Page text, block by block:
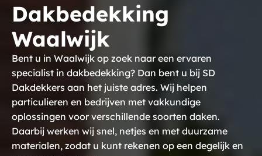
Dakbedekking
Waalwijk
Bent u in Waalwijk op zoek naar een ervaren
specialist in dakbedekking? Dan bent u bij SD
Dakdekkers aan het juiste adres. Wij helpen
particulieren en bedrijven met vakkundige
oplossingen voor verschillende soorten daken.
Daarbij werken wij snel, netjes en met duurzame
materialen, zodat u kunt rekenen op een degelijk en